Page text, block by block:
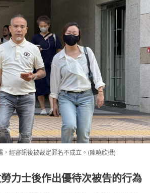
，經審訊後被裁定罪名不成立。(陳曉欣攝)
力士後作出優待次被告的行為